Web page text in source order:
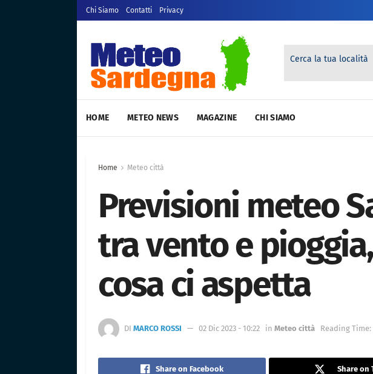
Chi Siamo Contatti Privacy
Cerca la tua località
HOME METEO NEWS MAGAZINE CHI SIAMO
Home Meteo città
Previsioni meteo
tra vento e
cosa ci aspetta
DI MARCO ROSSI 02 Dic 2023 - 10:22 in Meteo città Reading
Share on Facebook Share on